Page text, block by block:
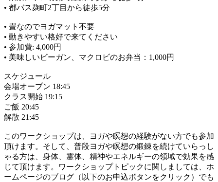
• 都バス麹町2丁目から徒歩5分
• 畳なのでヨガマット不要
• 動きやすい格好で来てください
• 参加費: 4,000円
• 美味しいビーガン、マクロビのお弁当：1,000円
スケジュール
会場オープン 18:45
クラス開始 19:15
ご飯 20:45
解散 21:45
このワークショップは、ヨガや瞑想の経験がない方でも参加
頂けます。そして、普段ヨガや瞑想の鍛錬を続けていらっし
ゃる方は、身体、霊体、精神やエネルギーの領域で効果を感
じて頂けます。ワークショップトピックに関しましては、ホ
ームページのブログ（以下のお申込ボタンをクリック）でも